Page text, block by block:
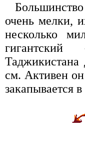
очень мелки,
несколько
Таджикистана
см. Активен
закапывается в